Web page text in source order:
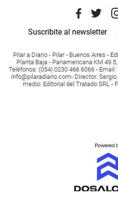
Suscribite al newsletter
Pilar a Diario - Pilar - Buenos Aires -
Planta Baja - Panamericana KM
Teléfonos: (054) 0230 466 6066 - Email :
info@pilaradiario.com- Director:
medio: Editorial del Tratado SRL -